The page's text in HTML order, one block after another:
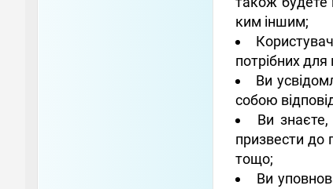
ким іншим;
потрібних
Ви
собою
Ви
призвести до
тощо;
Ви